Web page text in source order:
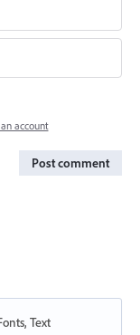
account
Post comment
Text